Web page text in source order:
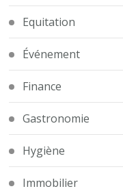
Equitation
Événement
Finance
Gastronomie
Hygiène
Immobilier